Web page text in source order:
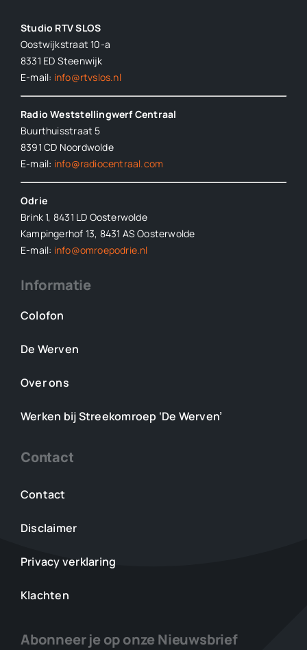
Studio RTV SLOS
Oostwijkstraat 10-a
8331 ED Steenwijk
E-mail: info@rtvslos.nl
Radio Weststellingwerf Centraal
Buurthuisstraat 5
8391 CD Noordwolde
E-mail: info@radiocentraal.com
Odrie
Brink 1, 8431 LD Oosterwolde
Kampingerhof 13, 8431 AS Oosterwolde
E-mail: info@omroepodrie.nl
Informatie
Colofon
De Werven
Over ons
Werken bij Streekomroep ‘De Werven’
Contact
Contact
Disclaimer
Privacy verklaring
Klachten
Abonneer je op onze Nieuwsbrief